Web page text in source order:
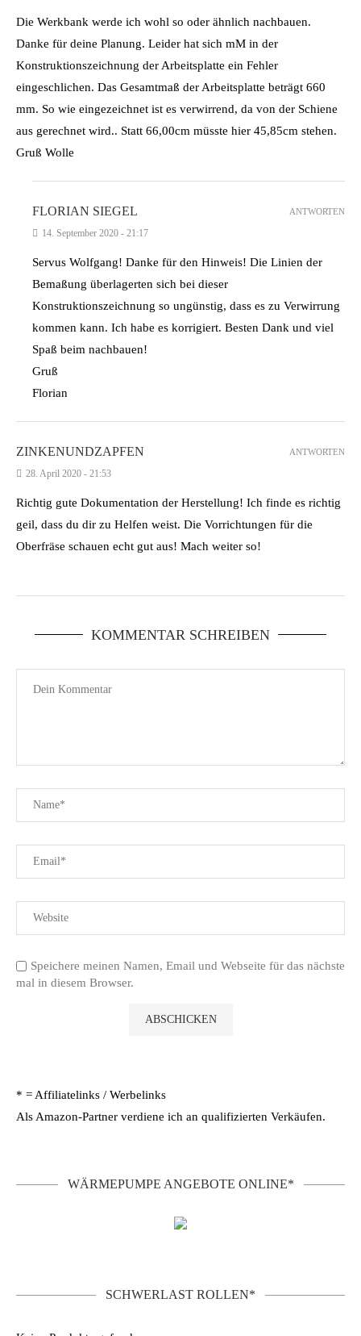
Die Werkbank werde ich wohl so oder ähnlich nachbauen.
Danke für deine Planung. Leider hat sich mM in der
Konstruktionszeichnung der Arbeitsplatte ein Fehler
eingeschlichen. Das Gesamtmaß der Arbeitsplatte beträgt 660
mm. So wie eingezeichnet ist es verwirrend, da von der Schiene
aus gerechnet wird.. Statt 66,00cm müsste hier 45,85cm stehen.
Gruß Wolle
FLORIAN SIEGEL
14. September 2020 - 21:17
Servus Wolfgang! Danke für den Hinweis! Die Linien der
Bemaßung überlagerten sich bei dieser
Konstruktionszeichnung so ungünstig, dass es zu Verwirrung
kommen kann. Ich habe es korrigiert. Besten Dank und viel
Spaß beim nachbauen!
Gruß
Florian
ANTWORTEN
ZINKENUNDZAPFEN
28. April 2020 - 21:53
Richtig gute Dokumentation der Herstellung! Ich finde es richtig
geil, dass du dir zu Helfen weist. Die Vorrichtungen für die
Oberfräse schauen echt gut aus! Mach weiter so!
ANTWORTEN
KOMMENTAR SCHREIBEN
Speichere meinen Namen, Email und Webseite für das nächste
mal in diesem Browser.
* = Affiliatelinks / Werbelinks
Als Amazon-Partner verdiene ich an qualifizierten Verkäufen.
WÄRMEPUMPE ANGEBOTE ONLINE*
SCHWERLAST ROLLEN*